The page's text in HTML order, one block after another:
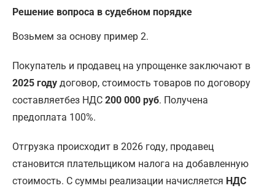
Решение вопроса в судебном порядке
Возьмем за основу пример 2.
Покупатель и продавец на упрощенке заключают в
2025 году договор, стоимость товаров по договору
составляетбез НДС 200 000 руб. Получена
предоплата 100%.
Отгрузка происходит в 2026 году, продавец
становится плательщиком налога на добавленную
стоимость. С суммы реализации начисляется НДС